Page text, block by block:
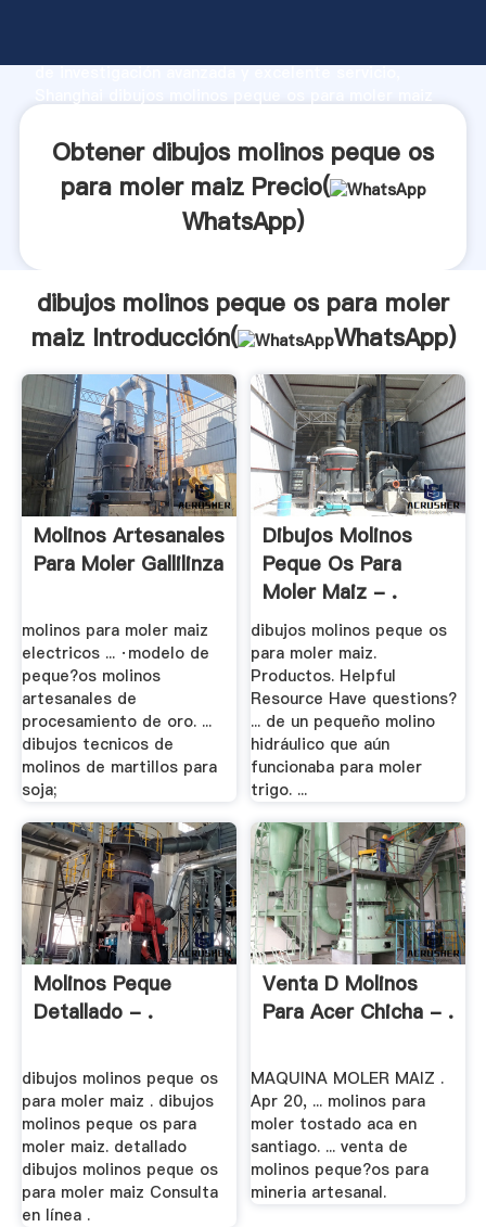
de investigación avanzada y excelente servicio,
clientes.
Obtener dibujos molinos peque os
para moler maiz Precio(
WhatsApp)
dibujos molinos peque os para moler
maiz Introducción(
WhatsApp)
Molinos Artesanales
Para Moler Gallilinza
molinos para moler maiz
electricos ... ·modelo de
peque?os molinos
artesanales de
procesamiento de oro. ...
dibujos tecnicos de
molinos de martillos para
soja;
Dibujos Molinos
Peque Os Para
Moler Maiz - .
dibujos molinos peque os
para moler maiz.
Productos. Helpful
Resource Have questions?
... de un pequeño molino
hidráulico que aún
funcionaba para moler
trigo. ...
Molinos Peque
Detallado - .
dibujos molinos peque os
para moler maiz . dibujos
molinos peque os para
moler maiz. detallado
dibujos molinos peque os
para moler maiz Consulta
en línea .
Venta D Molinos
Para Acer Chicha - .
MAQUINA MOLER MAIZ .
Apr 20, ... molinos para
moler tostado aca en
santiago. ... venta de
molinos peque?os para
mineria artesanal.